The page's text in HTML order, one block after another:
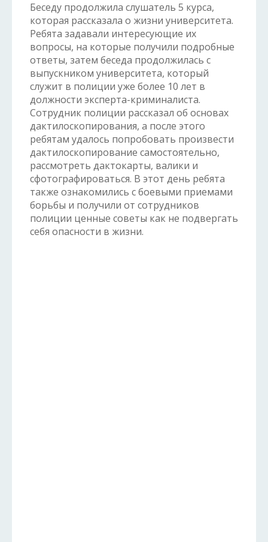
Беседу продолжила слушатель 5 курса,
которая рассказала о жизни университета.
Ребята задавали интересующие их
вопросы, на которые получили подробные
ответы, затем беседа продолжилась с
выпускником университета, который
служит в полиции уже более 10 лет в
должности эксперта-криминалиста.
Сотрудник полиции рассказал об основах
дактилоскопирования, а после этого
ребятам удалось попробовать произвести
дактилоскопирование самостоятельно,
рассмотреть дактокарты, валики и
сфотографироваться. В этот день ребята
также ознакомились с боевыми приемами
борьбы и получили от сотрудников
полиции ценные советы как не подвергать
себя опасности в жизни.